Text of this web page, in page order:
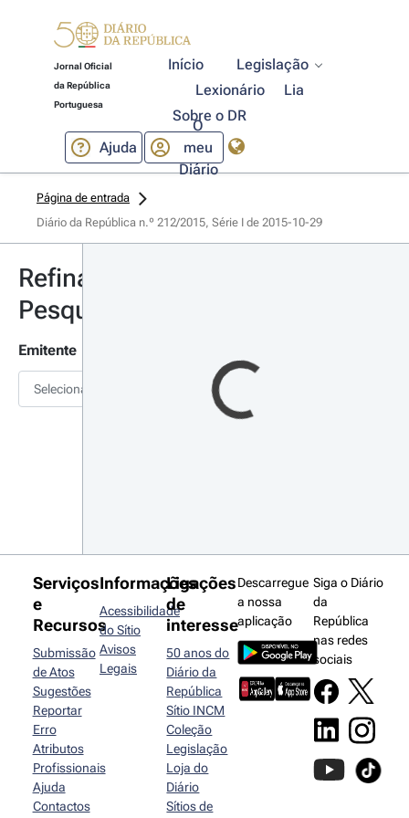
Jornal Oficial
da República
Portuguesa
Início
Legislação
Lexionário
Lia
Sobre o DR
Ajuda
O
meu
Diário
Página de entrada
Diário da República n.º 212/2015, Série I de 2015-10-29
Refinar
Pesquisa
Emitente
Selecionar
Serviços
e
Recursos
Submissão
de Atos
Sugestões
Reportar
Erro
Atributos
Profissionais
Ajuda
Contactos
Informações
Acessibilidade
do Sítio
Avisos
Legais
Ligações
de
interesse
50 anos do
Diário da
República
Sítio INCM
Coleção
Legislação
Loja do
Diário
Sítios de
Descarregue
a nossa
aplicação
Siga o Diário
da
República
nas redes
sociais